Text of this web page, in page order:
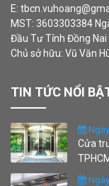
E:
MST: 3603303384
Đầu Tư Tỉnh Đồng Nai
Chủ sở hữu: Vũ Văn
TIN TỨC NỔI
Cửa